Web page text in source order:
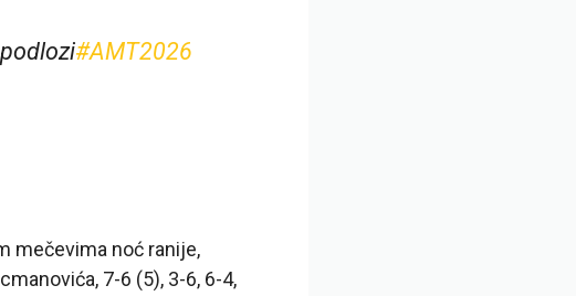
#AMT2026
mečevima noć ranije,
7-6 (5), 3-6, 6-4,